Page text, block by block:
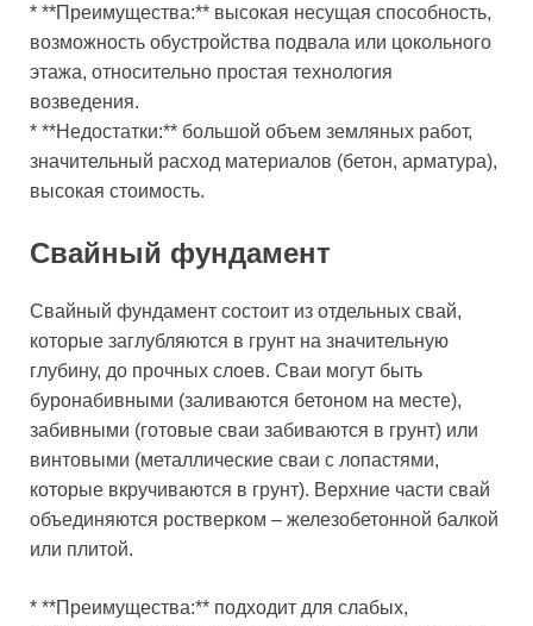
* **Преимущества:** высокая несущая способность,
возможность обустройства подвала или цокольного
этажа, относительно простая технология
возведения.
* **Недостатки:** большой объем земляных работ,
значительный расход материалов (бетон, арматура),
высокая стоимость.
Свайный фундамент
Свайный фундамент состоит из отдельных свай,
которые заглубляются в грунт на значительную
глубину, до прочных слоев. Сваи могут быть
буронабивными (заливаются бетоном на месте),
забивными (готовые сваи забиваются в грунт) или
винтовыми (металлические сваи с лопастями,
которые вкручиваются в грунт). Верхние части свай
объединяются ростверком – железобетонной балкой
или плитой.
* **Преимущества:** подходит для слабых,